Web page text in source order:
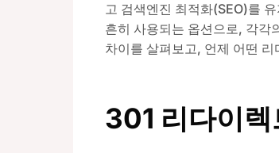
고 검색엔진 최적화(SEO)를
흔히 사용되는 옵션으로, 각각
차이를 살펴보고, 언제 어떤
301 리다이렉